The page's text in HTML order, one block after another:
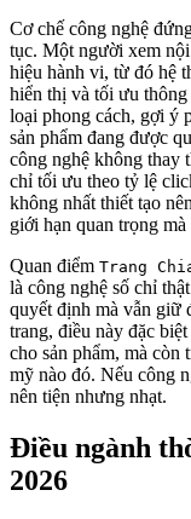
Cơ chế công nghệ
tục. Một người xem
hiệu hành vi, từ đó hệ
hiển thị và tối ưu
loại phong cách, gợi ý
sản phẩm đang được
công nghệ không thay
chỉ tối ưu theo tỷ lệ
không nhất thiết tạo
giới hạn quan trọng
Quan điểm Trang
là công nghệ số chỉ
quyết định mà vẫn giữ
trang, điều này đặc
cho sản phẩm, mà còn
mỹ nào đó. Nếu công
nên tiện nhưng nhạt.
Điều ngành
2026